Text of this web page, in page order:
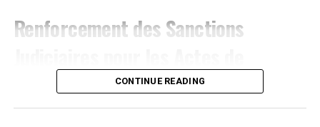
Renforcement des Sanctions
Violence àAgen
CONTINUE READING